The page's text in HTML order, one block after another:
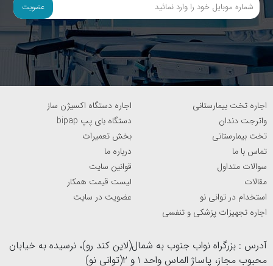
عضویت
اجاره تخت بیمارستانی
اجاره دستگاه اکسیژن ساز
واترجت دندان
دستگاه بای پپ bipap
تخت بیمارستانی
بخش تعمیرات
تماس با ما
درباره ما
سوالات متداول
قوانین سایت
مقالات
لیست قیمت همکار
استخدام در توانی نو
عضویت در سایت
اجاره تجهیزات پزشکی و تنفسی
آدرس : بزرگراه نواب جنوب به شمال(لاین کند رو)، نرسیده به خیابان
محبوب مجاز، پاساژ الماس واحد 1 و 2(توانی نو)